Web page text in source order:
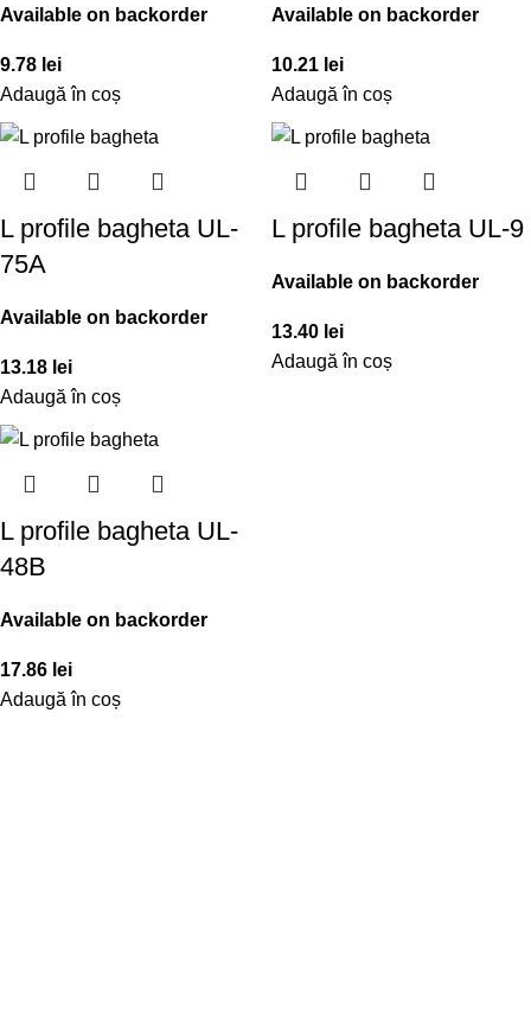
Available on backorder
9.78 lei
Adaugă în coș
Available on backorder
10.21 lei
Adaugă în coș
L profile bagheta UL-
75A
Available on backorder
13.18 lei
Adaugă în coș
L profile bagheta UL-9
Available on backorder
13.40 lei
Adaugă în coș
L profile bagheta UL-
48B
Available on backorder
17.86 lei
Adaugă în coș